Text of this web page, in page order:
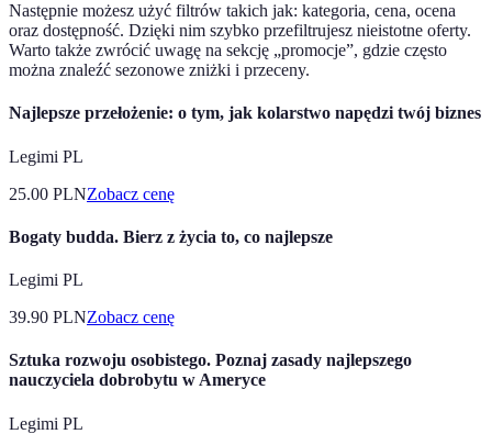
Następnie możesz użyć filtrów takich jak: kategoria, cena, ocena
oraz dostępność. Dzięki nim szybko przefiltrujesz nieistotne oferty.
Warto także zwrócić uwagę na sekcję „promocje”, gdzie często
można znaleźć sezonowe zniżki i przeceny.
Najlepsze przełożenie: o tym, jak kolarstwo napędzi twój biznes
Legimi PL
25.00 PLNZobacz cenę
Bogaty budda. Bierz z życia to, co najlepsze
Legimi PL
39.90 PLNZobacz cenę
Sztuka rozwoju osobistego. Poznaj zasady najlepszego
nauczyciela dobrobytu w Ameryce
Legimi PL